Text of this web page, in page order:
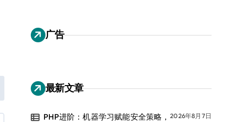
广告
最新文章
PHP进阶：机器学习赋能安全策略， 2026年8月7日